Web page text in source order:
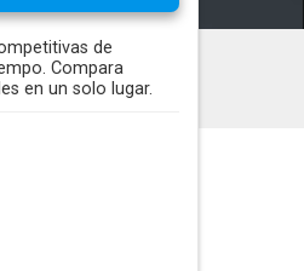
de
Compara
en un solo lugar.